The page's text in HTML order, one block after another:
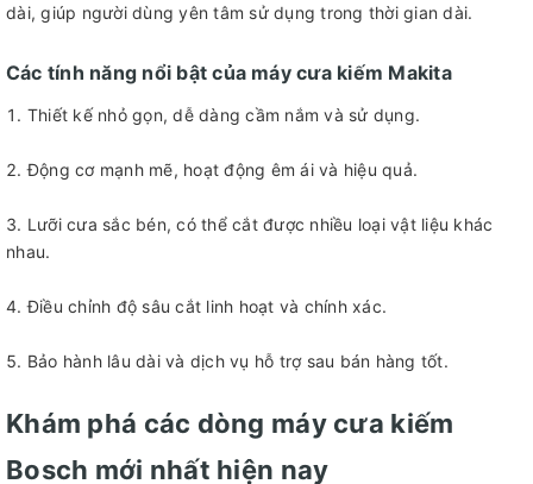
dài, giúp người dùng yên tâm sử dụng trong thời gian dài.
Các tính năng nổi bật của máy cưa kiếm Makita
Thiết kế nhỏ gọn, dễ dàng cầm nắm và sử dụng.
Động cơ mạnh mẽ, hoạt động êm ái và hiệu quả.
Lưỡi cưa sắc bén, có thể cắt được nhiều loại vật liệu khác
nhau.
Điều chỉnh độ sâu cắt linh hoạt và chính xác.
Bảo hành lâu dài và dịch vụ hỗ trợ sau bán hàng tốt.
Khám phá các dòng máy cưa kiếm
Bosch mới nhất hiện nay